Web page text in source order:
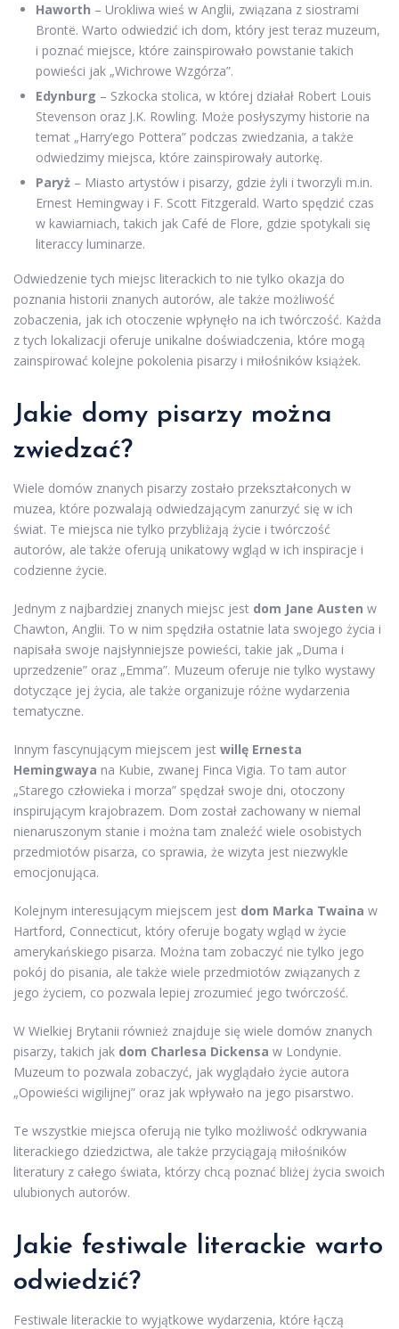
Haworth – Urokliwa wieś w Anglii, związana z siostrami
Brontë. Warto odwiedzić ich dom, który jest teraz muzeum,
i poznać miejsce, które zainspirowało powstanie takich
powieści jak „Wichrowe Wzgórza”.
Edynburg – Szkocka stolica, w której działał Robert Louis
Stevenson oraz J.K. Rowling. Może posłyszymy historie na
temat „Harry’ego Pottera” podczas zwiedzania, a także
odwiedzimy miejsca, które zainspirowały autorkę.
Paryż – Miasto artystów i pisarzy, gdzie żyli i tworzyli m.in.
Ernest Hemingway i F. Scott Fitzgerald. Warto spędzić czas
w kawiarniach, takich jak Café de Flore, gdzie spotykali się
literaccy luminarze.
Odwiedzenie tych miejsc literackich to nie tylko okazja do
poznania historii znanych autorów, ale także możliwość
zobaczenia, jak ich otoczenie wpłynęło na ich twórczość. Każda
z tych lokalizacji oferuje unikalne doświadczenia, które mogą
zainspirować kolejne pokolenia pisarzy i miłośników książek.
Jakie domy pisarzy można
zwiedzać?
Wiele domów znanych pisarzy zostało przekształconych w
muzea, które pozwalają odwiedzającym zanurzyć się w ich
świat. Te miejsca nie tylko przybliżają życie i twórczość
autorów, ale także oferują unikatowy wgląd w ich inspiracje i
codzienne życie.
Jednym z najbardziej znanych miejsc jest dom Jane Austen w
Chawton, Anglii. To w nim spędziła ostatnie lata swojego życia i
napisała swoje najsłynniejsze powieści, takie jak „Duma i
uprzedzenie” oraz „Emma”. Muzeum oferuje nie tylko wystawy
dotyczące jej życia, ale także organizuje różne wydarzenia
tematyczne.
Innym fascynującym miejscem jest willę Ernesta
Hemingwaya na Kubie, zwanej Finca Vigia. To tam autor
„Starego człowieka i morza” spędzał swoje dni, otoczony
inspirującym krajobrazem. Dom został zachowany w niemal
nienaruszonym stanie i można tam znaleźć wiele osobistych
przedmiotów pisarza, co sprawia, że wizyta jest niezwykle
emocjonująca.
Kolejnym interesującym miejscem jest dom Marka Twaina w
Hartford, Connecticut, który oferuje bogaty wgląd w życie
amerykańskiego pisarza. Można tam zobaczyć nie tylko jego
pokój do pisania, ale także wiele przedmiotów związanych z
jego życiem, co pozwala lepiej zrozumieć jego twórczość.
W Wielkiej Brytanii również znajduje się wiele domów znanych
pisarzy, takich jak dom Charlesa Dickensa w Londynie.
Muzeum to pozwala zobaczyć, jak wyglądało życie autora
„Opowieści wigilijnej” oraz jak wpływało na jego pisarstwo.
Te wszystkie miejsca oferują nie tylko możliwość odkrywania
literackiego dziedzictwa, ale także przyciągają miłośników
literatury z całego świata, którzy chcą poznać bliżej życia swoich
ulubionych autorów.
Jakie festiwale literackie warto
odwiedzić?
Festiwale literackie to wyjątkowe wydarzenia, które łączą